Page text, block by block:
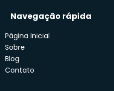
Navegação rápida
Página Inicial
Sobre
Blog
Contato